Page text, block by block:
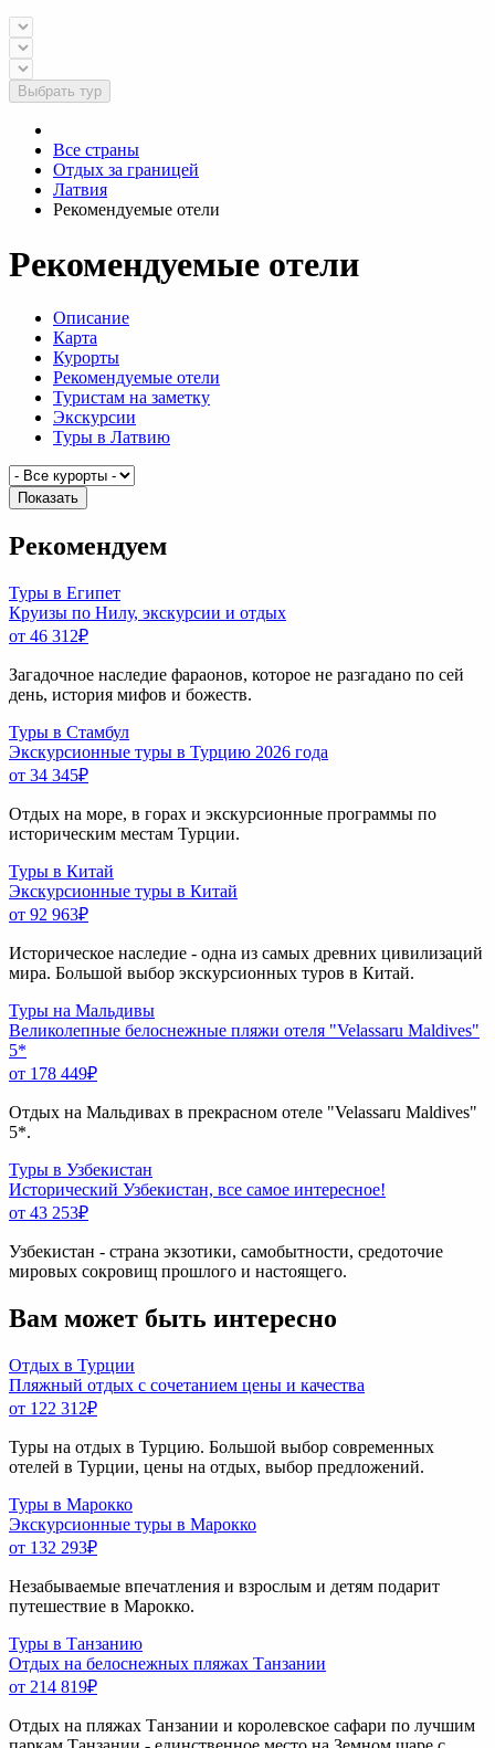
Выбрать тур
Все страны
Отдых за границей
Латвия
Рекомендуемые отели
Рекомендуемые отели
Описание
Карта
Курорты
Рекомендуемые отели
Туристам на заметку
Экскурсии
Туры в Латвию
Показать
Рекомендуем
Туры в Египет
Круизы по Нилу, экскурсии и отдых
от 46 312₽
Загадочное наследие фараонов, которое не разгадано по сей
день, история мифов и божеств.
Туры в Стамбул
Экскурсионные туры в Турцию 2026 года
от 34 345₽
Отдых на море, в горах и экскурсионные программы по
историческим местам Турции.
Туры в Китай
Экскурсионные туры в Китай
от 92 963₽
Историческое наследие - одна из самых древних цивилизаций
мира. Большой выбор экскурсионных туров в Китай.
Туры на Мальдивы
Великолепные белоснежные пляжи отеля "Velassaru Maldives"
5*
от 178 449₽
Отдых на Мальдивах в прекрасном отеле "Velassaru Maldives"
5*.
Туры в Узбекистан
Исторический Узбекистан, все самое интересное!
от 43 253₽
Узбекистан - страна экзотики, самобытности, средоточие
мировых сокровищ прошлого и настоящего.
Вам может быть интересно
Отдых в Турции
Пляжный отдых с сочетанием цены и качества
от 122 312₽
Туры на отдых в Турцию. Большой выбор современных
отелей в Турции, цены на отдых, выбор предложений.
Туры в Марокко
Экскурсионные туры в Марокко
от 132 293₽
Незабываемые впечатления и взрослым и детям подарит
путешествие в Марокко.
Туры в Танзанию
Отдых на белоснежных пляжах Танзании
от 214 819₽
Отдых на пляжах Танзании и королевское сафари по лучшим